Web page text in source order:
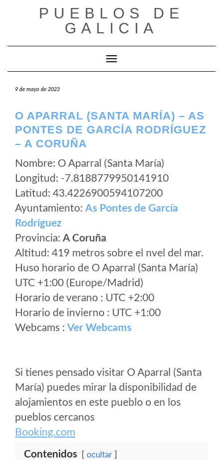
PUEBLOS DE
GALICIA
Cambiar modo de navegación
9 de mayo de 2023
O APARRAL (SANTA MARÍA) – AS
PONTES DE GARCÍA RODRÍGUEZ
– A CORUÑA
Nombre: O Aparral (Santa María)
Longitud: -7.8188779950141910
Latitud: 43.4226900594107200
Ayuntamiento: As Pontes de García
Rodríguez
Provincia: A Coruña
Altitud: 419 metros sobre el nvel del mar.
Huso horario de O Aparral (Santa María)
UTC +1:00 (Europe/Madrid)
Horario de verano : UTC +2:00
Horario de invierno : UTC +1:00
Webcams : Ver Webcams
Si tienes pensado visitar O Aparral (Santa
María) puedes mirar la disponibilidad de
alojamientos en este pueblo o en los
pueblos cercanos
Booking.com
Contenidos ocultar